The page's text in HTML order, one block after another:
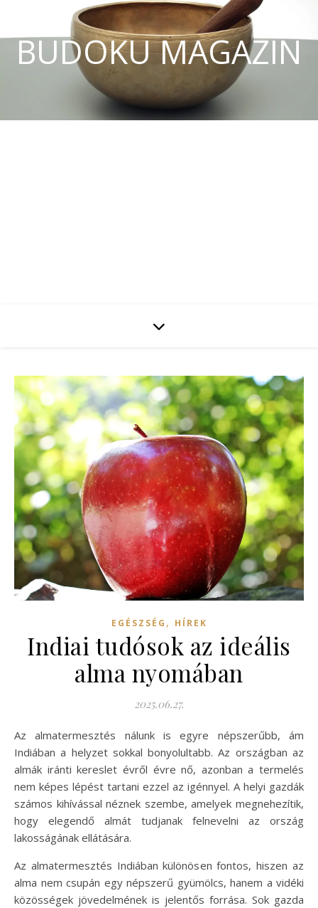
BUDOKU MAGAZIN
EGÉSZSÉG , HÍREK
Indiai tudósok az ideális
alma nyomában
2025.06.27.
Az almatermesztés nálunk is egyre népszerűbb, ám
Indiában a helyzet sokkal bonyolultabb. Az országban az
almák iránti kereslet évről évre nő, azonban a termelés
nem képes lépést tartani ezzel az igénnyel. A helyi gazdák
számos kihívással néznek szembe, amelyek megnehezítik,
hogy elegendő almát tudjanak felnevelni az ország
lakosságának ellátására.
Az almatermesztés Indiában különösen fontos, hiszen az
alma nem csupán egy népszerű gyümölcs, hanem a vidéki
közösségek jövedelmének is jelentős forrása. Sok gazda